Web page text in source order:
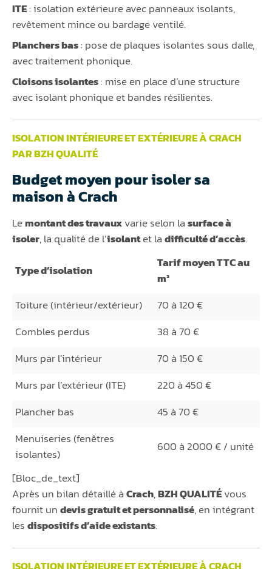
ITE: isolation extérieure avec panneaux isolants,
revêtement mince ou bardage ventilé.
Planchers bas: pose de plaques isolantes sous dalle,
avec traitement phonique.
Cloisons isolantes: mise en place d’une structure
avec isolant phonique et bandes résilientes.
ISOLATION INTÉRIEURE ET EXTÉRIEURE À CRACH
PAR BZH QUALITÉ
Budget moyen pour isoler sa
maison à Crach
Lemontant des travauxvarie selon lasurface à
isoler, la qualité de l’isolantet ladifficulté d’accès.
Type d’isolation
Tarif moyen TTC au
m²
Toiture (intérieur/extérieur)
70 à 120 €
Combles perdus
38 à 70 €
Murs par l’intérieur
70 à 150 €
Murs par l’extérieur (ITE)
220 à 450 €
Plancher bas
45 à 70 €
Menuiseries (fenêtres
isolantes)
600 à 2000 € / unité
[Bloc_de_text]
Après un bilan détaillé àCrach,BZH QUALITÉvous
fournit undevis gratuit et personnalisé, en intégrant
lesdispositifs d’aide existants.